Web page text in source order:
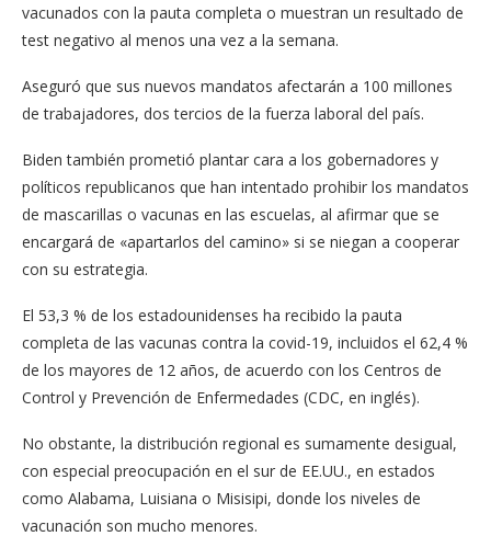
vacunados con la pauta completa o muestran un resultado de
test negativo al menos una vez a la semana.
Aseguró que sus nuevos mandatos afectarán a 100 millones
de trabajadores, dos tercios de la fuerza laboral del país.
Biden también prometió plantar cara a los gobernadores y
políticos republicanos que han intentado prohibir los mandatos
de mascarillas o vacunas en las escuelas, al afirmar que se
encargará de «apartarlos del camino» si se niegan a cooperar
con su estrategia.
El 53,3 % de los estadounidenses ha recibido la pauta
completa de las vacunas contra la covid-19, incluidos el 62,4 %
de los mayores de 12 años, de acuerdo con los Centros de
Control y Prevención de Enfermedades (CDC, en inglés).
No obstante, la distribución regional es sumamente desigual,
con especial preocupación en el sur de EE.UU., en estados
como Alabama, Luisiana o Misisipi, donde los niveles de
vacunación son mucho menores.